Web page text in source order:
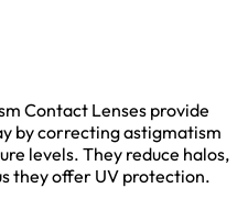
Contact Lenses provide
by correcting astigmatism
levels. They reduce halos,
they offer UV protection.